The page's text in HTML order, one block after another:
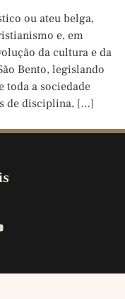
ou ateu belga,
e, em
da cultura e da
Bento, legislando
toda a sociedade
de disciplina, […]